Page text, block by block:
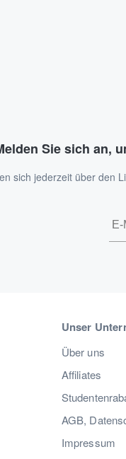
Sie sich an,
sich jederzeit über den
Unser
Über uns
Affiliates
AGB,
Impressum